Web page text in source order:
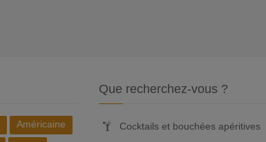
Américaine
Que recherchez-vous ?
Cocktails et bouchées apéritives